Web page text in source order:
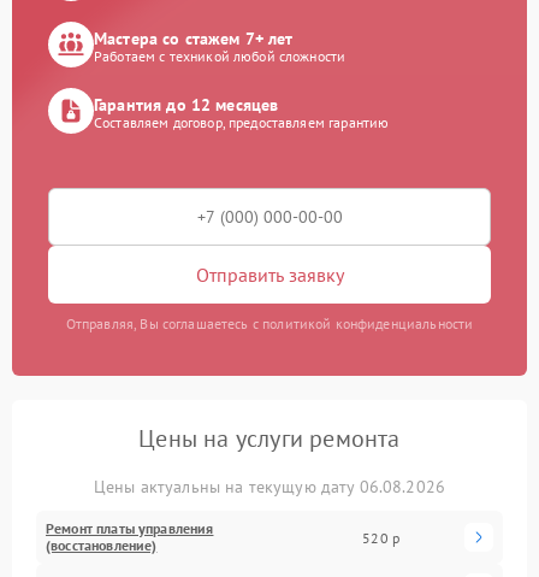
Мастера со стажем 7+ лет
Работаем с техникой любой сложности
Гарантия до 12 месяцев
Составляем договор, предоставляем гарантию
Отправить заявку
Отправляя, Вы соглашаетесь с политикой конфиденциальности
Цены на услуги ремонта
Цены актуальны на текущую дату 06.08.2026
Ремонт платы управления
(восстановление)
520 р